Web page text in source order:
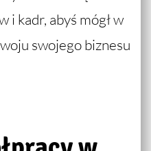
i kadr, abyś mógł w
swojego biznesu